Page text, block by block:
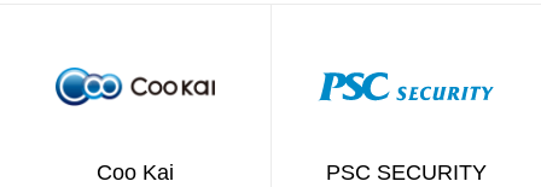
Coo Kai PSC SECURITY